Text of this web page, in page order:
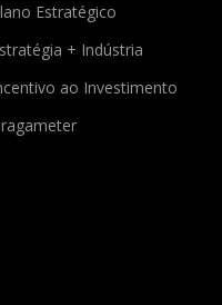
Estratégico
+ Indústria
ao Investimento